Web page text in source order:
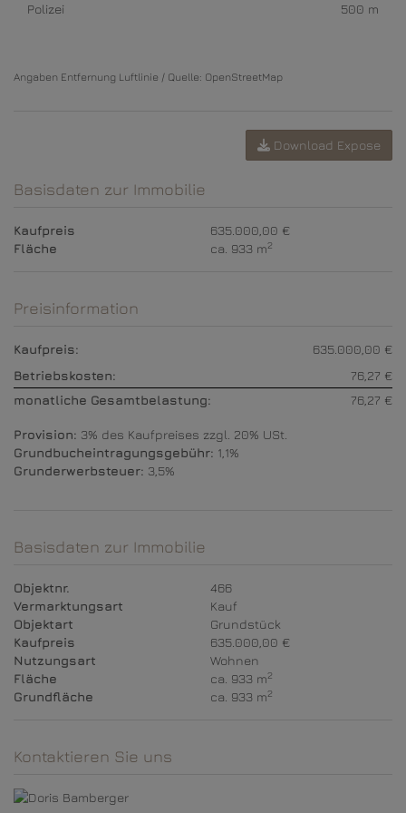
Polizei 500 m
Angaben Entfernung Luftlinie / Quelle: OpenStreetMap
Download Expose
Basisdaten zur Immobilie
Kaufpreis
635.000,00 €
Fläche
ca. 933 m2
Preisinformation
Kaufpreis:
635.000,00 €
Betriebskosten:
76,27 €
monatliche Gesamtbelastung:
76,27 €
Provision: 3% des Kaufpreises zzgl. 20% USt.
Grundbucheintragungsgebühr: 1,1%
Grunderwerbsteuer: 3,5%
Basisdaten zur Immobilie
Objektnr.
466
Vermarktungsart
Kauf
Objektart
Grundstück
Kaufpreis
635.000,00 €
Nutzungsart
Wohnen
Fläche
ca. 933 m2
Grundfläche ca. 933 m2
Kontaktieren Sie uns